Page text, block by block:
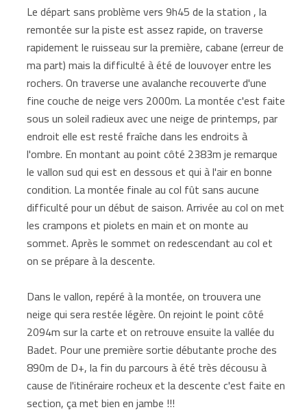
Le départ sans problème vers 9h45 de la station , la
remontée sur la piste est assez rapide, on traverse
rapidement le ruisseau sur la première, cabane (erreur de
ma part) mais la difficulté à été de louvoyer entre les
rochers. On traverse une avalanche recouverte d'une
fine couche de neige vers 2000m. La montée c'est faite
sous un soleil radieux avec une neige de printemps, par
endroit elle est resté fraîche dans les endroits à
l'ombre. En montant au point côté 2383m je remarque
le vallon sud qui est en dessous et qui à l'air en bonne
condition. La montée finale au col fût sans aucune
difficulté pour un début de saison. Arrivée au col on met
les crampons et piolets en main et on monte au
sommet. Après le sommet on redescendant au col et
on se prépare à la descente.
Dans le vallon, repéré à la montée, on trouvera une
neige qui sera restée légère. On rejoint le point côté
2094m sur la carte et on retrouve ensuite la vallée du
Badet. Pour une première sortie débutante proche des
890m de D+, la fin du parcours à été très décousu à
cause de l'itinéraire rocheux et la descente c'est faite en
section, ça met bien en jambe !!!